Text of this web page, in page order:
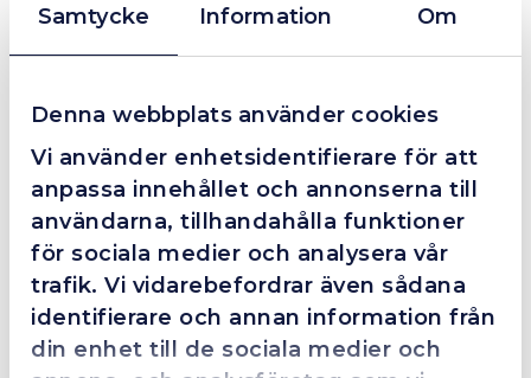
Samtycke Information Om
Denna webbplats använder cookies
Vi använder enhetsidentifierare för att
anpassa innehållet och annonserna till
användarna, tillhandahålla funktioner
för sociala medier och analysera vår
trafik. Vi vidarebefordrar även sådana
identifierare och annan information från
din enhet till de sociala medier och
4.4 10 Reviews
Trots en billigare order, som det blev lite strul med,
förväntan. Hade kontakt med Alexander, som förtjänar
en extra guldstjärna.